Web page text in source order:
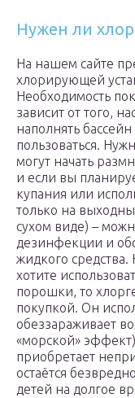
Нужен ли
На нашем сайте
хлорирующей
Необходимость
зависит от того,
наполнять
пользоваться.
могут начать
и если вы
купания или
только на
сухом виде) –
дезинфекции и
жидкого средства.
хотите
порошки, то
покупкой. Он
обеззараживает
«морской»
приобретает
остаётся
детей на долгое